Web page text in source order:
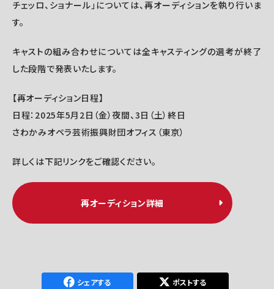
チェッロ、ショナール」については、再オーディションを執り行いま
す。
キャストの組み合わせについては全キャスティングの選考が終了
した段階で発表いたします。
【再オーディション日程】
日程：2025年5月2日（金）夜間、3日（土）終日
さわかみオペラ芸術振興財団オフィス（東京）
詳しくは下記リンクをご確認ください。
再オーディション詳細
シェアする ポストする